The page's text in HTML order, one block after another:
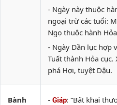
- Ngày này thuộc
ngoại trừ các tuổi:
Ngọ thuộc hành
- Ngày Dần lục hợp
Tuất thành Hỏa cục.
phá Hợi, tuyệt Dậu.
Bành
- Giáp: “Bất khai